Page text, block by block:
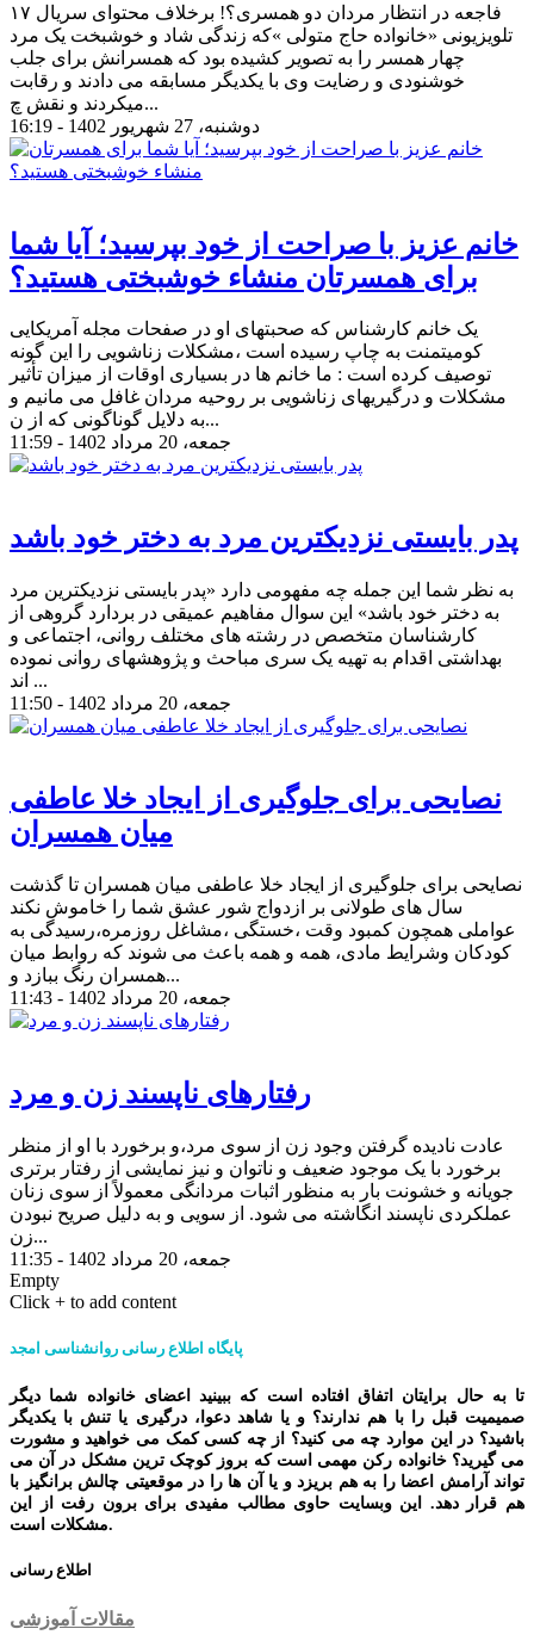
۱۷ فاجعه در انتظار مردان دو همسری؟! برخلاف محتوای سریال
تلویزیونی «خانواده حاج متولی »که زندگی شاد و خوشبخت یک مرد
چهار همسر را به تصویر کشیده بود که همسرانش برای جلب
خوشنودی و رضایت وی با یکدیگر مسابقه می دادند و رقابت
میکردند و نقش چ...
دوشنبه، 27 شهریور 1402 - 16:19
خانم عزیز با صراحت از خود بپرسید؛ آیا شما
برای همسرتان منشاء خوشبختی هستید؟
یک خانم کارشناس که صحبتهای او در صفحات مجله آمریکایی
کومیتمنت به چاپ رسیده است ،مشکلات زناشویی را این گونه
توصیف کرده است : ما خانم ها در بسیاری اوقات از میزان تأثیر
مشکلات و درگیریهای زناشویی بر روحیه مردان غافل می مانیم و
به دلایل گوناگونی که از ن...
جمعه، 20 مرداد 1402 - 11:59
پدر بایستی نزدیکترین مرد به دختر خود باشد
به نظر شما این جمله چه مفهومی دارد «پدر بایستی نزدیکترین مرد
به دختر خود باشد» این سوال مفاهیم عمیقی در بردارد گروهی از
کارشناسان متخصص در رشته های مختلف روانی، اجتماعی و
بهداشتی اقدام به تهیه یک سری مباحث و پژوهشهای روانی نموده
اند ...
جمعه، 20 مرداد 1402 - 11:50
نصایحی برای جلوگیری از ایجاد خلا عاطفی
میان همسران
نصایحی برای جلوگیری از ایجاد خلا عاطفی میان همسران تا گذشت
سال های طولانی بر ازدواج شور عشق شما را خاموش نکند
عواملی همچون کمبود وقت ،خستگی ،مشاغل روزمره،رسیدگی به
کودکان و‌شرایط مادی، همه و همه باعث می شوند که روابط میان
همسران رنگ ببازد و...
جمعه، 20 مرداد 1402 - 11:43
رفتارهای ناپسند زن و مرد
عادت نادیده گرفتن وجود زن از سوی مرد،و برخورد با او از منظر
برخورد با یک موجود ضعیف و ناتوان و نیز نمایشی از رفتار برتری
جویانه و خشونت بار به منظور اثبات مردانگی معمولاً از سوی زنان
عملکردی ناپسند انگاشته می شود. از سویی و به دلیل صریح نبودن
زن...
جمعه، 20 مرداد 1402 - 11:35
Empty
Click + to add content
پایگاه اطلاع رسانی روانشناسی امجد
تا به حال برایتان اتفاق افتاده است که ببینید اعضای خانواده شما دیگر
صمیمیت قبل را با هم ندارند؟ و یا شاهد دعوا، درگیری یا تنش با یکدیگر
باشید؟ در این موارد چه می کنید؟ از چه کسی کمک می خواهید و مشورت
می گیرید؟ خانواده رکن مهمی است که بروز کوچک ترین مشکل در آن می
تواند آرامش اعضا را به هم بریزد و یا آن ها را در موقعیتی چالش برانگیز با
هم قرار دهد. این وبسایت حاوی مطالب مفیدی برای برون رفت از این
مشکلات است.
اطلاع رسانی
مقالات آموزشی